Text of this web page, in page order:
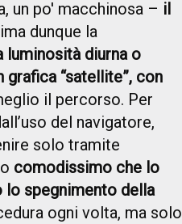
un po' macchinosa – il
dunque la
diurna o
“satellite”, con
il percorso. Per
del navigatore,
solo tramite
comodissimo che lo
lo spegnimento della
ogni volta, ma solo